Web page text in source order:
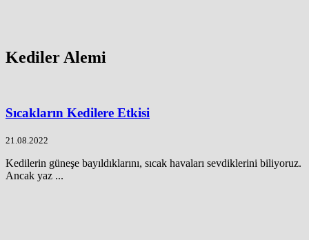
Kediler Alemi
Sıcakların Kedilere Etkisi
21.08.2022
Kedilerin güneşe bayıldıklarını, sıcak havaları sevdiklerini biliyoruz.
Ancak yaz ...